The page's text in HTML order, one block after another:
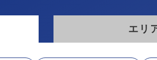
エリ